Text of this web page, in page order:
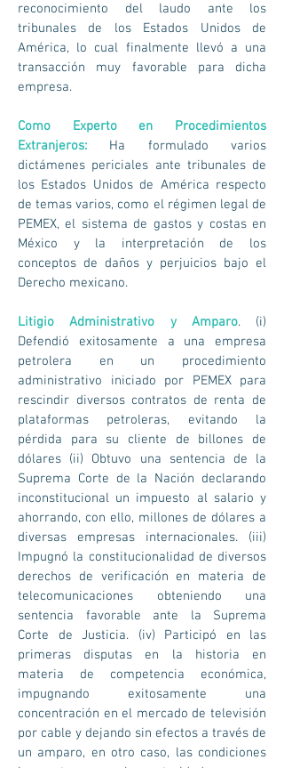
reconocimiento del laudo ante los
tribunales de los Estados Unidos de
América, lo cual finalmente llevó a una
transacción muy favorable para dicha
empresa.
Como Experto en Procedimientos
Extranjeros: Ha formulado varios
dictámenes periciales ante tribunales de
los Estados Unidos de América respecto
de temas varios, como el régimen legal de
PEMEX, el sistema de gastos y costas en
México y la interpretación de los
conceptos de daños y perjuicios bajo el
Derecho mexicano.
Litigio Administrativo y Amparo. (i)
Defendió exitosamente a una empresa
petrolera en un procedimiento
administrativo iniciado por PEMEX para
rescindir diversos contratos de renta de
plataformas petroleras, evitando la
pérdida para su cliente de billones de
dólares (ii) Obtuvo una sentencia de la
Suprema Corte de la Nación declarando
inconstitucional un impuesto al salario y
ahorrando, con ello, millones de dólares a
diversas empresas internacionales. (iii)
Impugnó la constitucionalidad de diversos
derechos de verificación en materia de
telecomunicaciones obteniendo una
sentencia favorable ante la Suprema
Corte de Justicia. (iv) Participó en las
primeras disputas en la historia en
materia de competencia económica,
impugnando exitosamente una
concentración en el mercado de televisión
por cable y dejando sin efectos a través de
un amparo, en otro caso, las condiciones